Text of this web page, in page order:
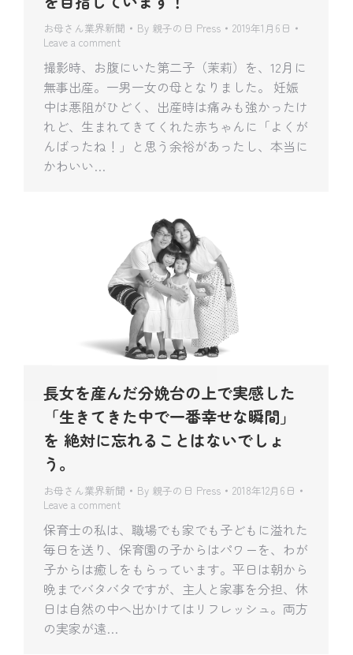
お母さん業界新聞 By 親子の日 Press
2019年1月6日
Leave a comment
撮影時、お腹にいた第二子（茉莉）を、12月に
無事出産。一男一女の母となりました。 妊娠
中は悪阻がひどく、出産時は痛みも強かったけ
れど、生まれてきてくれた赤ちゃんに「よくが
んばったね！」と思う余裕があったし、本当に
かわいい…
長女を産んだ分娩台の上で実感した
「生きてきた中で一番幸せな瞬間」
を 絶対に忘れることはないでしょ
う。
お母さん業界新聞 By 親子の日 Press
2018年12月6日
Leave a comment
保育士の私は、職場でも家でも子どもに溢れた
毎日を送り、保育園の子からはパワーを、わが
子からは癒しをもらっています。平日は朝から
晩までバタバタですが、主人と家事を分担、休
日は自然の中へ出かけてはリフレッシュ。両方
の実家が遠…